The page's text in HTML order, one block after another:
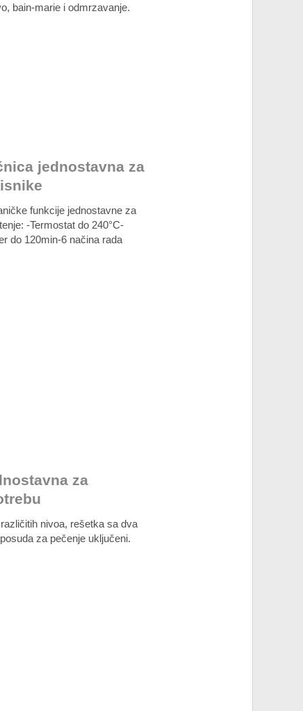
bain-marie i odmrzavanje.
jednostavna za
funkcije jednostavne za
-Termostat do 240°C-
do 120min-6 načina rada
za
nivoa, rešetka sa dva
za pečenje uključeni.